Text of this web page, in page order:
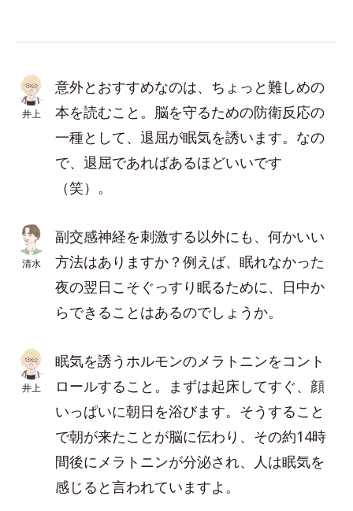
井上
意外とおすすめなのは、ちょっと難しめの
本を読むこと。脳を守るための防衛反応の
一種として、退屈が眠気を誘います。なの
で、退屈であればあるほどいいです
（笑）。
清水
副交感神経を刺激する以外にも、何かいい
方法はありますか？例えば、眠れなかった
夜の翌日こそぐっすり眠るために、日中か
らできることはあるのでしょうか。
井上
眠気を誘うホルモンのメラトニンをコント
ロールすること。まずは起床してすぐ、顔
いっぱいに朝日を浴びます。そうすること
で朝が来たことが脳に伝わり、その約14時
間後にメラトニンが分泌され、人は眠気を
感じると言われていますよ。